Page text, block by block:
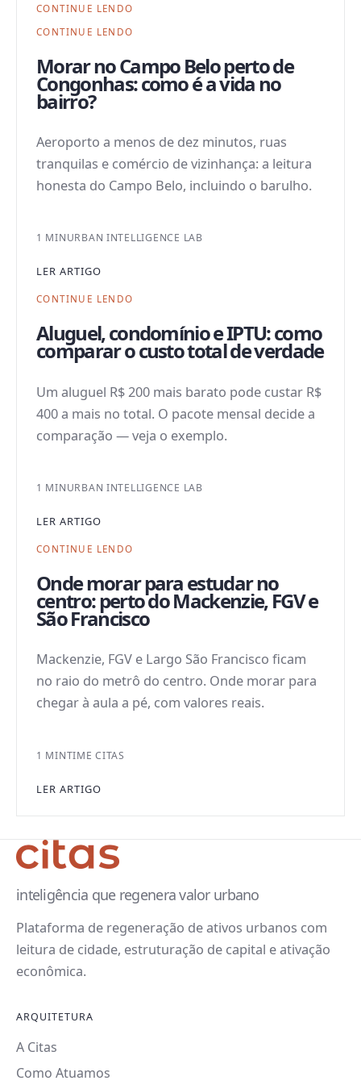
CONTINUE LENDO
CONTINUE LENDO
Morar no Campo Belo perto de
Congonhas: como é a vida no
bairro?
Aeroporto a menos de dez minutos, ruas
tranquilas e comércio de vizinhança: a leitura
honesta do Campo Belo, incluindo o barulho.
1 MINURBAN INTELLIGENCE LAB
LER ARTIGO
CONTINUE LENDO
Aluguel, condomínio e IPTU: como
comparar o custo total de verdade
Um aluguel R$ 200 mais barato pode custar R$
400 a mais no total. O pacote mensal decide a
comparação — veja o exemplo.
1 MINURBAN INTELLIGENCE LAB
LER ARTIGO
CONTINUE LENDO
Onde morar para estudar no
centro: perto do Mackenzie, FGV e
São Francisco
Mackenzie, FGV e Largo São Francisco ficam
no raio do metrô do centro. Onde morar para
chegar à aula a pé, com valores reais.
1 MINTIME CITAS
LER ARTIGO
inteligência que regenera valor urbano
Plataforma de regeneração de ativos urbanos com
leitura de cidade, estruturação de capital e ativação
econômica.
ARQUITETURA
A Citas
Como Atuamos